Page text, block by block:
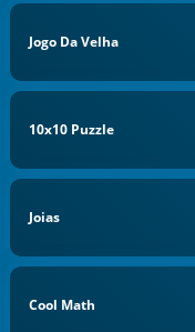
Jogo Da Velha
10x10 Puzzle
Joias
Cool Math